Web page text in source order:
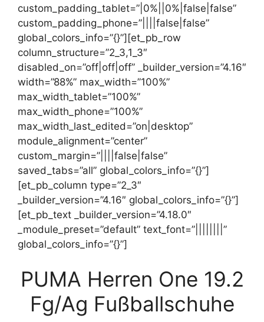
custom_padding_tablet=”|0%||0%|false|false”
custom_padding_phone=”||||false|false”
global_colors_info=”{}”][et_pb_row
column_structure=”2_3,1_3″
disabled_on=”off|off|off” _builder_version=”4.16″
width=”88%” max_width=”100%”
max_width_tablet=”100%”
max_width_phone=”100%”
max_width_last_edited=”on|desktop”
module_alignment=”center”
custom_margin=”||||false|false”
saved_tabs=”all” global_colors_info=”{}”]
[et_pb_column type=”2_3″
_builder_version=”4.16″ global_colors_info=”{}”]
[et_pb_text _builder_version=”4.18.0″
_module_preset=”default” text_font=”||||||||”
global_colors_info=”{}”]
PUMA Herren One 19.2
Fg/Ag Fußballschuhe